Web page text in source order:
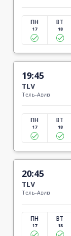
ПН
17
ВТ
18
19:45
TLV
Тель-Авив
ПН
17
ВТ
18
20:45
TLV
Тель-Авив
ПН
17
ВТ
18